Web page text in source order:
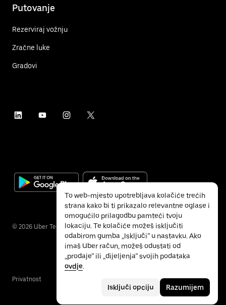
Putovanje
Rezerviraj vožnju
Zračne luke
Gradovi
© 2026 Uber Technologies Inc.
Privatnost
To web-mjesto upotrebljava kolačiće trećih
strana kako bi ti prikazalo relevantne oglase i
omogućilo prilagodbu pamteći tvoju
lokaciju. Te kolačiće možeš isključiti
odabirom gumba „Isključi” u nastavku. Ako
imaš Uber račun, možeš odustati od
„prodaje” ili „dijeljenja” svojih podataka
ovdje.
Isključi opciju Razumijem